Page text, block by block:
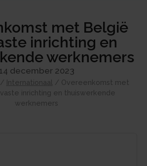
met België
inrichting en
werknemers
14 december 2023
/ Internationaal / Overeenkomst met
inrichting en thuiswerkende
werknemers